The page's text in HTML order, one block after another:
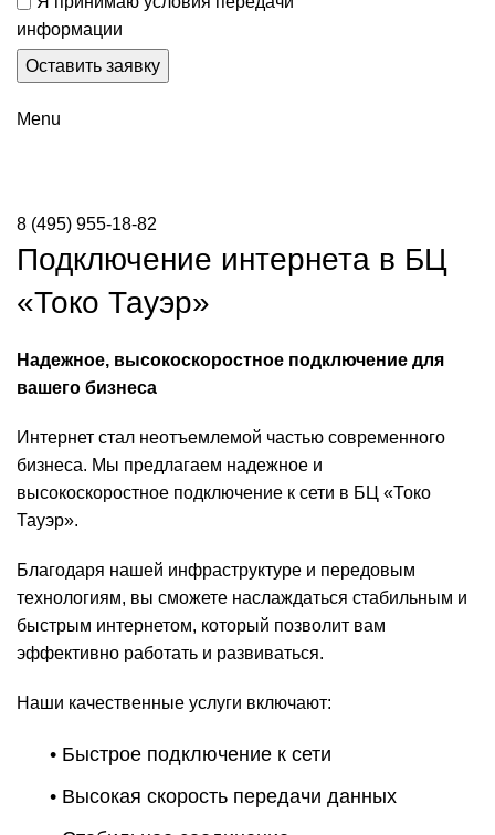
информации
Menu
8 (495) 955-18-82
Подключение интернета в БЦ
«Токо Тауэр»
Надежное, высокоскоростное подключение для
вашего бизнеса
Интернет стал неотъемлемой частью современного
бизнеса. Мы предлагаем надежное и
высокоскоростное подключение к сети в БЦ «Токо
Тауэр».
Благодаря нашей инфраструктуре и передовым
технологиям, вы сможете наслаждаться стабильным и
быстрым интернетом, который позволит вам
эффективно работать и развиваться.
Наши качественные услуги включают:
• Быстрое подключение к сети
• Высокая скорость передачи данных